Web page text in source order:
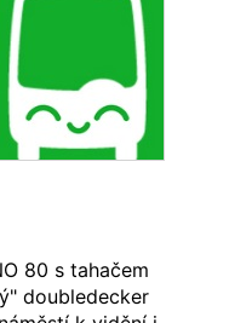
80 s tahačem
doubledecker